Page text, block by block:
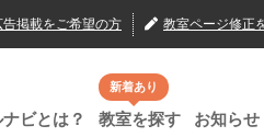
告掲載をご希望の方 教室ページ修正
ビとは？
新着あり
教室を探す お知らせ